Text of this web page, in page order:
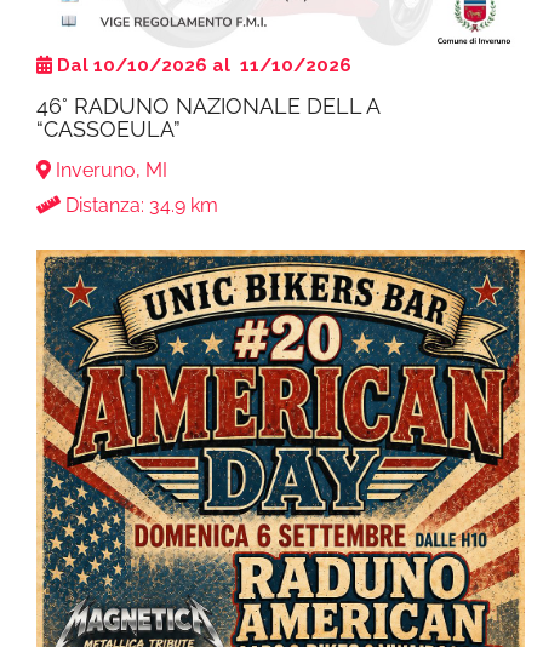
Dal 10/10/2026 al 11/10/2026
46° RADUNO NAZIONALE DELL A
“CASSOEULA”
Inveruno, MI
Distanza: 34.9 km